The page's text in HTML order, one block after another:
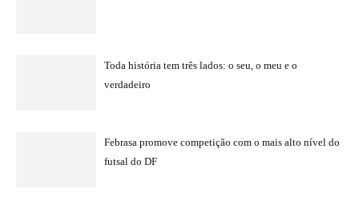
Toda história tem três lados: o seu, o meu e o
verdadeiro
Febrasa promove competição com o mais alto nível do
futsal do DF